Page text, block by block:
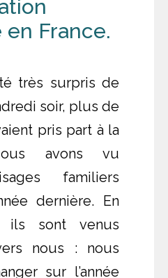
France.
très surpris de
soir, plus de
pris part à la
avons vu
familiers
dernière. En
ils sont venus
nous : nous
sur l’année